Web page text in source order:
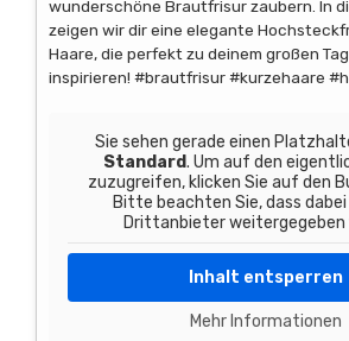
wunderschöne Brautfrisur zaubern. In
zeigen wir dir eine elegante
Haare, die perfekt zu deinem großen
inspirieren! #brautfrisur #kurzehaare
Sie sehen gerade einen
Standard. Um auf den
zuzugreifen, klicken Sie auf den
Bitte beachten Sie, dass
Drittanbieter weitergegeben
Inhalt entsperren
Mehr Informationen